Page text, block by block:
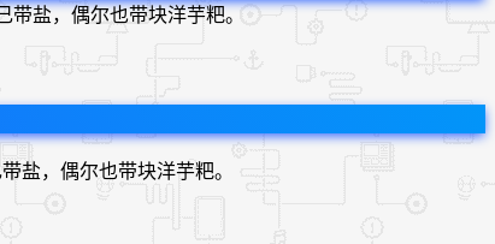
带盐，偶尔也带块洋芋粑。
盐，偶尔也带块洋芋粑。